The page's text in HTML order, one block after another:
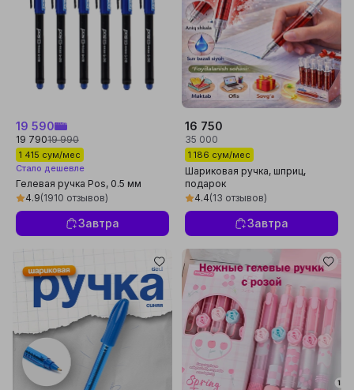
19 590
19 79019 990
1 415 сум/мес
Стало дешевле
Гелевая ручка Pos, 0.5 мм
4.9(1910 отзывов)
Завтра
16 750
35 000
1 186 сум/мес
Шариковая ручка, шприц,
подарок
4.4(13 отзывов)
Завтра